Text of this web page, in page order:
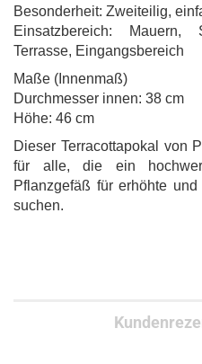
Besonderheit: Zweiteilig,
Einsatzbereich: Mauern,
Terrasse, Eingangsbereich
Maße (Innenmaß)
Durchmesser innen: 38 cm
Höhe: 46 cm
Dieser Terracottapokal von
für alle, die ein
Pflanzgefäß für erhöhte
suchen.